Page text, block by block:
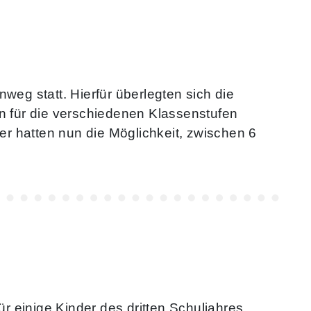
statt. Hierfür überlegten sich die
für die verschiedenen Klassenstufen
hatten nun die Möglichkeit, zwischen 6
einige Kinder des dritten Schuljahres